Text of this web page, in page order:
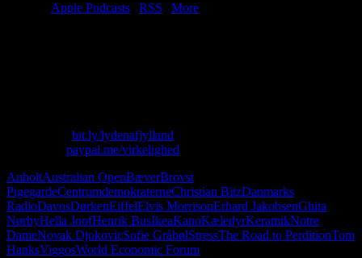
Apple Podcasts RSS
More
bit.ly/lydenafjylland
paypal.me/virkelighed
AnholtAustralian OpenBæverBrovst
PigegardeCentrumdemokraterneChristian BitzDanmarks
RadioDavosDørkenEiffelElvis MorrisonErhard JakobsenGhita
NørbyHella JoofHenrik BusIkeaKanoKæledyrKeramikNotre
DameNovak DjokovicSofie GråbølStressThe Road to PerditionTom
HanksViggosWorld Economic Forum